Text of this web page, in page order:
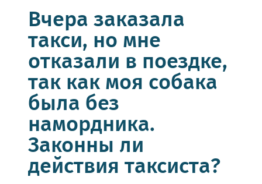
Вчера заказала
такси, но мне
отказали в поездке,
так как моя собака
была без
намордника.
Законны ли
действия таксиста?